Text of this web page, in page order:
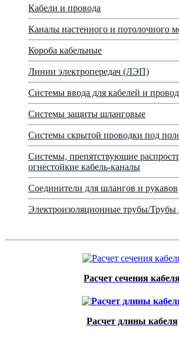
Кабели и провода
Каналы настенного и потолочного
Короба кабельные
Линии электропередач (ЛЭП)
Системы ввода для кабелей и
Системы защиты шланговые
Системы скрытой проводки под
Системы, препятствующие
огнестойкие кабель-каналы
Соединители для шлангов и рукавов
Электроизоляционные трубы/Трубы
Расчет сечения
Расчет длины кабеля